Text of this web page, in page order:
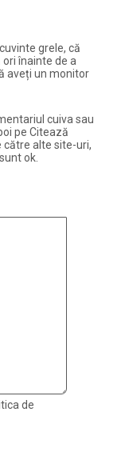
grele, că
înainte de a
aveți un monitor
cuiva sau
pe Citează
către alte site-uri,
ok.
de